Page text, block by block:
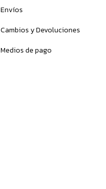
Envíos
Cambios y Devoluciones
Medios de pago